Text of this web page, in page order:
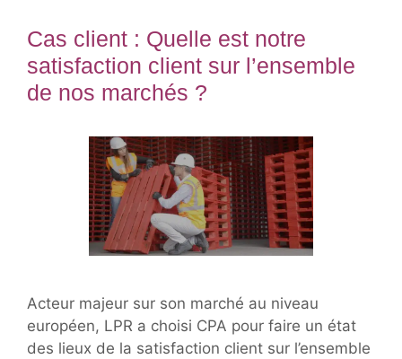
Cas client : Quelle est notre
satisfaction client sur l’ensemble
de nos marchés ?
Acteur majeur sur son marché au niveau
européen, LPR a choisi CPA pour faire un état
des lieux de la satisfaction client sur l’ensemble